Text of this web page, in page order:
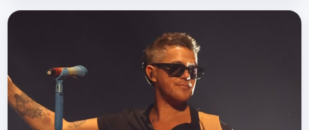
disponible en todas las plataformas…